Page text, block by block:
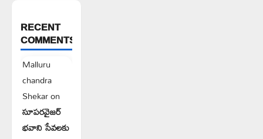
RECENT
COMMENTS
Malluru
chandra
Shekaron
సూపరవైజర్
భవాని సేవలకు